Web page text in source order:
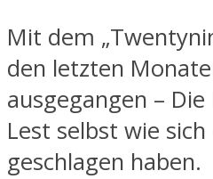
Mit dem
den letzten
ausgegangen –
Lest selbst wie
geschlagen haben.